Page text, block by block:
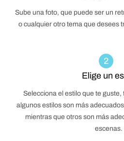
Sube una foto, que puede ser un
o cualquier otro tema que desees
2
Elige un
Selecciona el estilo que te
algunos estilos son más
mientras que otros son más
escenas.